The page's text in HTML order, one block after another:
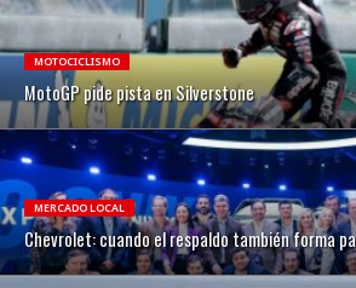
MOTOCICLISMO
MotoGP pide pista en Silverstone
MERCADO LOCAL
Chevrolet: cuando el respaldo también forma